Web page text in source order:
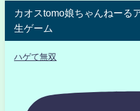
カオスtomo娘ちゃんねーる
生ゲーム
ハゲて無双